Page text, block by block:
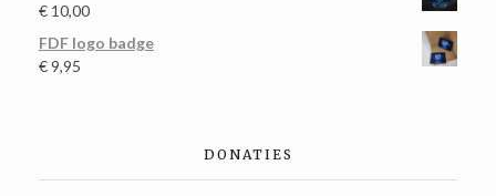
€ 10,00
FDF logo badge
€9,95
DONATIES